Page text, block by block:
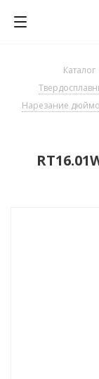
Каталог
Нарезание